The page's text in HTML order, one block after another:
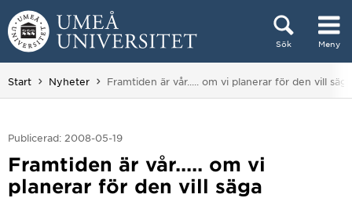
Hoppa direkt till innehållet
Sök Meny
Huvudmenyn dold.
Start Nyheter Du är här:
Framtiden är vår..... om vi planerar för den vill säga
Publicerad: 2008-05-19
Framtiden är vår..... om vi
planerar för den vill säga